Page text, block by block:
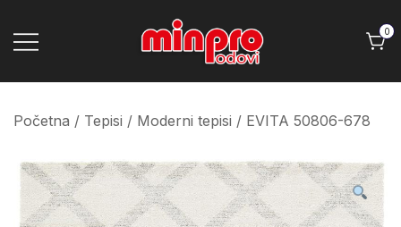
Minpro podovi
0
Početna / Tepisi / Moderni tepisi / EVITA 50806-678